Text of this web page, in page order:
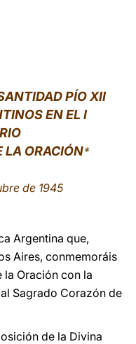
中文
LATINE
PÍO XII
EN EL I
LA ORACIÓN*
de 1945
Argentina que,
Aires, conmemoráis
Oración con la
Sagrado Corazón de
de la Divina